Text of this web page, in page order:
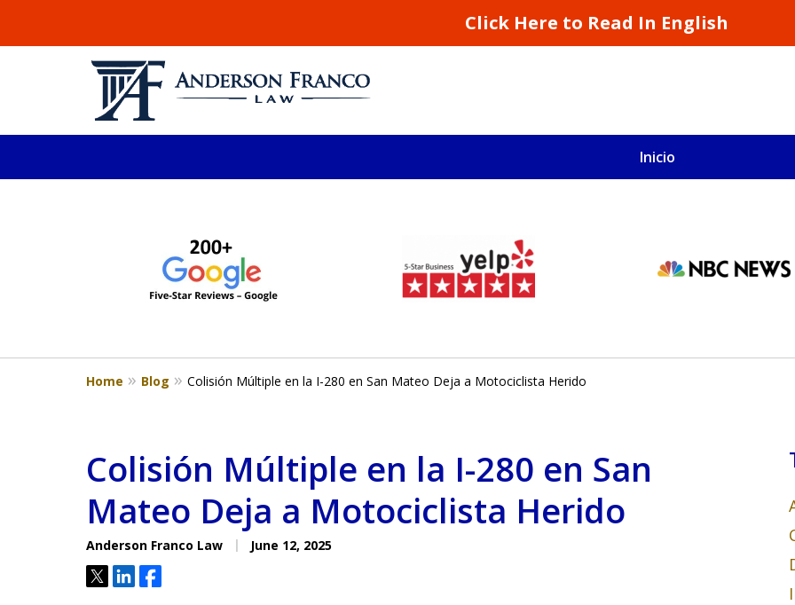
Click Here to Read In English
Inicio
Millones recuperados en el área de San Francisco y California
4
Home Blog Colisión Múltiple en la I-280 en San Mateo Deja a Motociclista Herido
Colisión Múltiple en la I-280 en San
Mateo Deja a Motociclista Herido
Anderson Franco Law June 12, 2025
TweetShareShare